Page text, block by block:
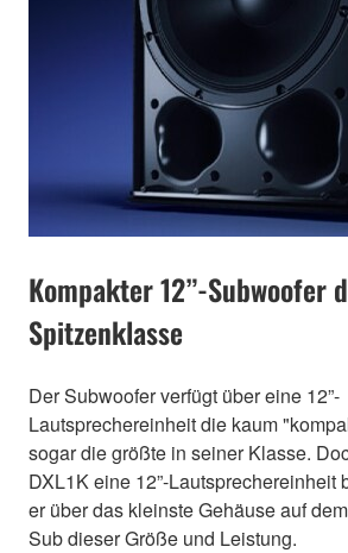
Kompakter 12”-Subwoofer
Spitzenklasse
Der Subwoofer verfügt über eine 12”-
Lautsprechereinheit die kaum
sogar die größte in seiner Klasse.
DXL1K eine 12”-Lautsprechereinheit
er über das kleinste Gehäuse auf
Sub dieser Größe und Leistung.